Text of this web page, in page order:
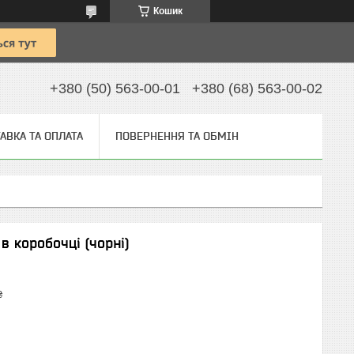
Кошик
+380 (50) 563-00-01 +380 (68) 563-00-02
ТА ОПЛАТА ПОВЕРНЕННЯ ТА ОБМІН
коробочці (чорні)